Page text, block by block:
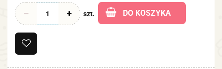
szt. DO KOSZYKA